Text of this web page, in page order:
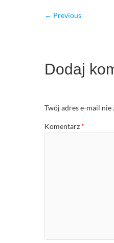
← Previous
Dodaj
Twój adres e-mail
Komentarz *